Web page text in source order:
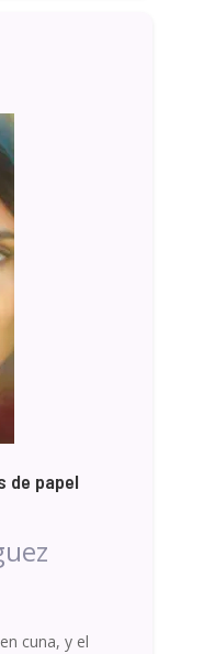
de papel
cuna, y el